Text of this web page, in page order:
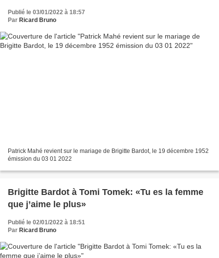
Publié le 03/01/2022 à 18:57
Par Ricard Bruno
Patrick Mahé revient sur le mariage de Brigitte Bardot, le 19 décembre 1952
émission du 03 01 2022
Brigitte Bardot à Tomi Tomek: «Tu es la femme
que j’aime le plus»
Publié le 02/01/2022 à 18:51
Par Ricard Bruno